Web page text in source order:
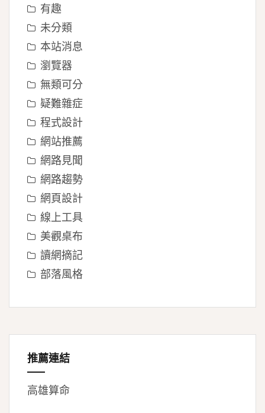
有趣
未分類
本站消息
瀏覽器
無類可分
疑難雜症
程式設計
網站推薦
網路見聞
網路趨勢
網頁設計
線上工具
美觀桌布
讀網摘記
部落風格
推薦連結
高雄算命